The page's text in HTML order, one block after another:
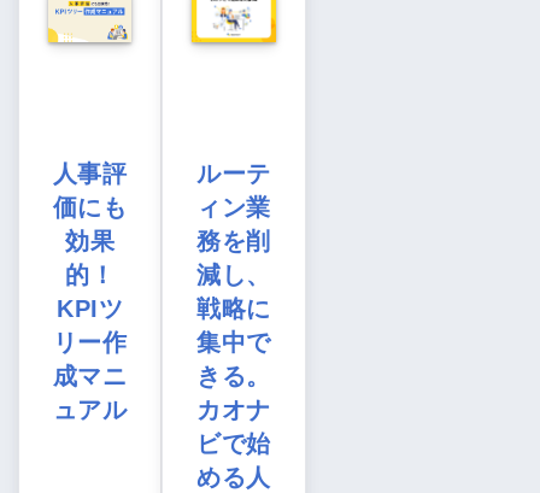
人事評
価にも
効果
的！
KPIツ
リー作
成マニ
ュアル
ルーテ
ィン業
務を削
減し、
戦略に
集中で
きる。
カオナ
ビで始
める人